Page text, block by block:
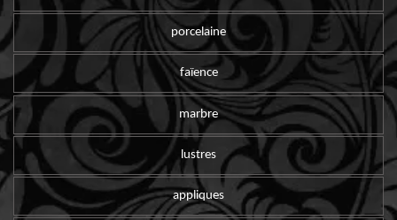
porcelaine
faïence
marbre
lustres
appliques